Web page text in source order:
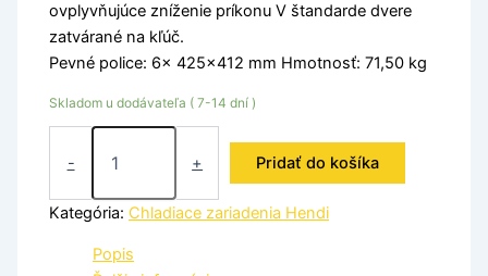
ovplyvňujúce zníženie príkonu V štandarde dvere
zatvárané na kľúč.
Pevné police: 6x 425×412 mm Hmotnosť: 71,50 kg
Skladom u dodávateľa ( 7-14 dní )
- + Pridať do košíka
Kategória: Chladiace zariadenia Hendi
Popis